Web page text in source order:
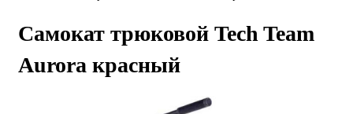
Самокат трюковой Tech Team
Aurora красный